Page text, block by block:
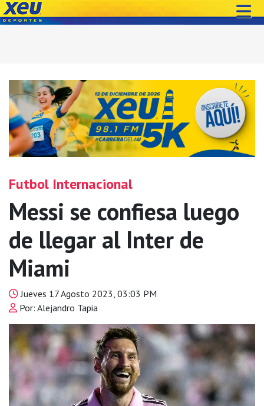
Futbol Internacional
Messi se confiesa luego
de llegar al Inter de
Miami
Jueves 17 Agosto 2023, 03:03 PM
Por: Alejandro Tapia